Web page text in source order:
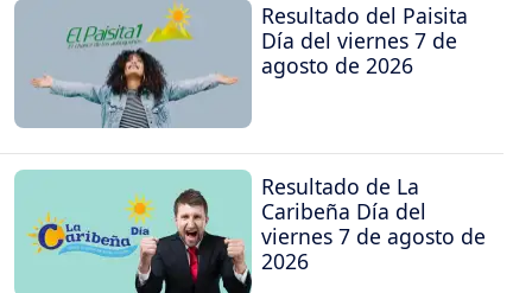
Resultado del Paisita
Día del viernes 7 de
agosto de 2026
Resultado de La
Caribeña Día del
viernes 7 de agosto de
2026